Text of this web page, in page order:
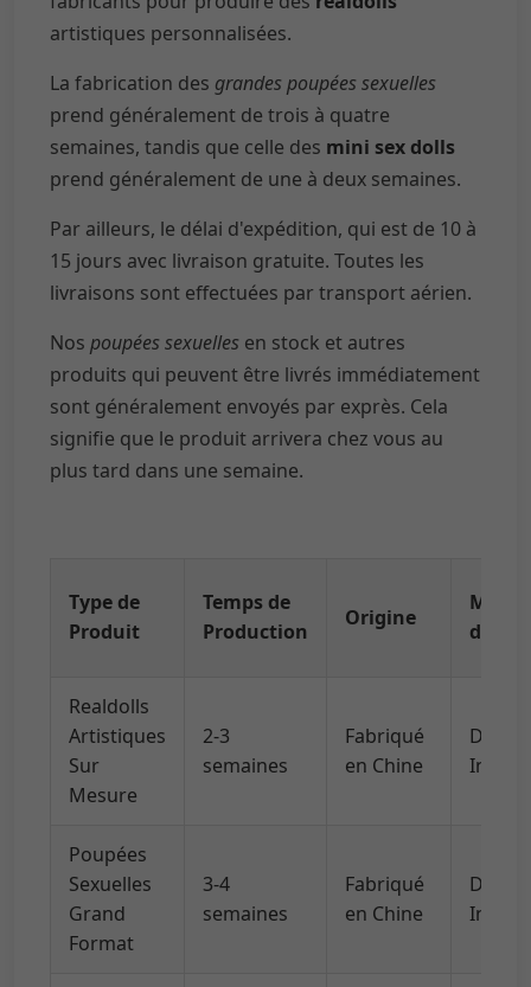
artistiques personnalisées.
La fabrication des grandes poupées sexuelles
prend généralement de trois à quatre
semaines, tandis que celle des mini sex dolls
prend généralement de une à deux semaines.
Par ailleurs, le délai d'expédition, qui est de 10 à
15 jours avec livraison gratuite. Toutes les
livraisons sont effectuées par transport aérien.
Nos poupées sexuelles en stock et autres
produits qui peuvent être livrés immédiatement
sont généralement envoyés par exprès. Cela
signifie que le produit arrivera chez vous au
plus tard dans une semaine.
Type de
Produit
Temps de
Production
Origine
Realdolls
Artistiques
Sur
Mesure
2-3
semaines
Fabriqué
en Chine
DHL/
Poupées
Sexuelles
Grand
Format
3-4
semaines
Fabriqué
en Chine
DHL/